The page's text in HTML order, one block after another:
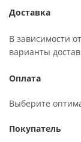
Доставка
В зависимости
варианты
Оплата
Выберите
Покупатель